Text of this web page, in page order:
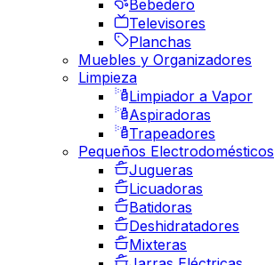
Bebedero
Televisores
Planchas
Muebles y Organizadores
Limpieza
Limpiador a Vapor
Aspiradoras
Trapeadores
Pequeños Electrodomésticos
Jugueras
Licuadoras
Batidoras
Deshidratadores
Mixteras